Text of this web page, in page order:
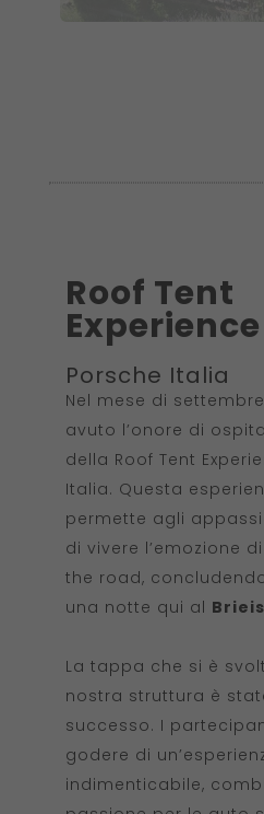
Roof Tent
Experience
Porsche Italia
Nel mese di
avuto l’onore di
della Roof Tent
Italia. Questa
permette agli
di vivere l’emozione
the road,
una notte qui al Brieis
La tappa che si è
nostra struttura è
successo. I
godere di
indimenticabile,